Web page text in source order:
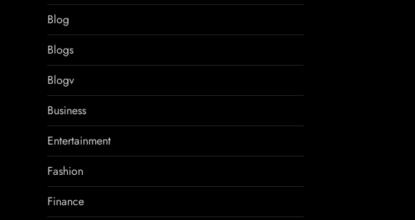
Blog
Blogs
Blogv
Business
Entertainment
Fashion
Finance